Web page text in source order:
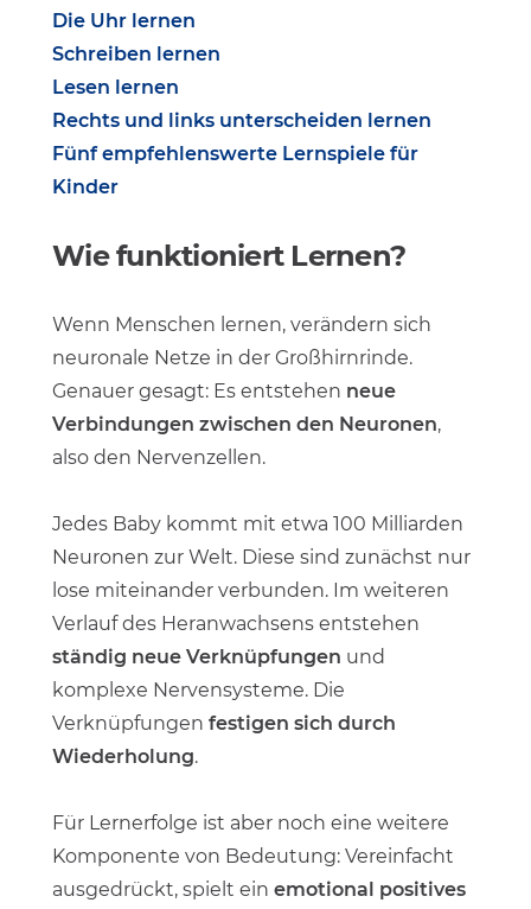
Die Uhr lernen
Schreiben lernen
Lesen lernen
Rechts und links unterscheiden lernen
Fünf empfehlenswerte Lernspiele für
Kinder
Wie funktioniert Lernen?
Wenn Menschen lernen, verändern sich
neuronale Netze in der Großhirnrinde.
Genauer gesagt: Es entstehen neue
Verbindungen zwischen den Neuronen,
also den Nervenzellen.
Jedes Baby kommt mit etwa 100 Milliarden
Neuronen zur Welt. Diese sind zunächst nur
lose miteinander verbunden. Im weiteren
Verlauf des Heranwachsens entstehen
ständig neue Verknüpfungen und
komplexe Nervensysteme. Die
Verknüpfungen festigen sich durch
Wiederholung.
Für Lernerfolge ist aber noch eine weitere
Komponente von Bedeutung: Vereinfacht
ausgedrückt, spielt ein emotional positives